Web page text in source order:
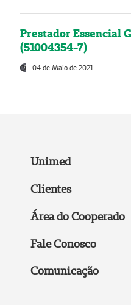
Prestador Essencial
(51004354-7)
04 de Maio de 2021
Unimed
Clientes
Área do Cooperado
Fale Conosco
Comunicação